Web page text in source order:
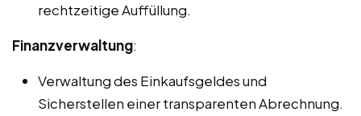
rechtzeitige Auffüllung.
Finanzverwaltung:
Verwaltung des Einkaufsgeldes und
Sicherstellen einer transparenten Abrechnung.